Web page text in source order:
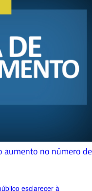
aumento no número de
esclarecer à